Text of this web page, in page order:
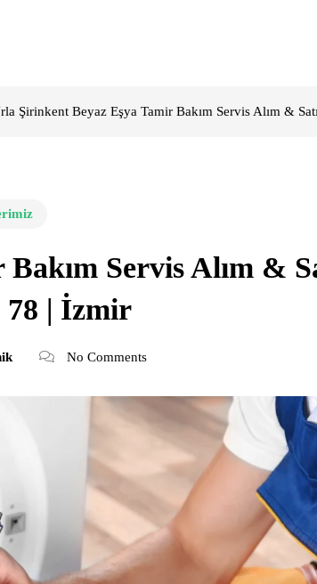
Şirinkent Beyaz Eşya Tamir Bakım Servis Alım &
Servis Alım &
78 | İzmir
No Comments